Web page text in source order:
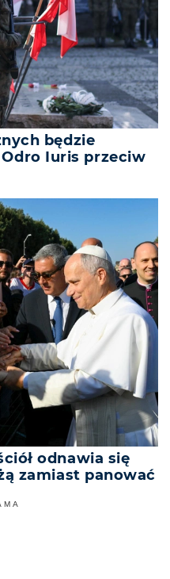
będzie
Iuris przeciw
odnawia się
zamiast panować